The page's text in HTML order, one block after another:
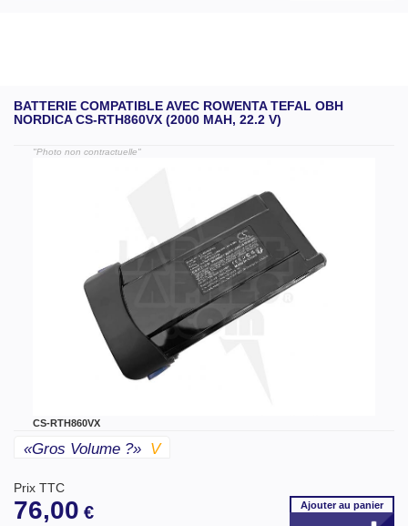
BATTERIE COMPATIBLE AVEC ROWENTA TEFAL OBH
NORDICA CS-RTH860VX (2000 MAH, 22.2 V)
"Photo non contractuelle"
CS-RTH860VX
«gros Volume ?» V
Prix TTC
76,00 € Ajouterau panier